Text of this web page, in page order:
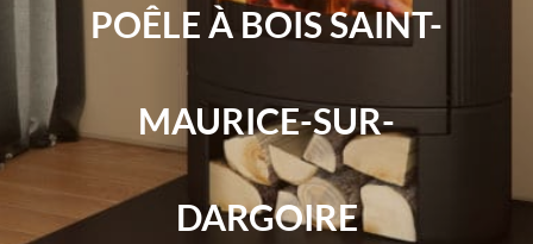
POÊLE À BOIS SAINT-
MAURICE-SUR-
DARGOIRE